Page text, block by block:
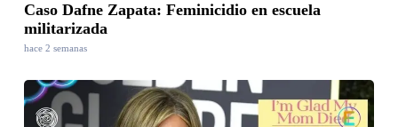
Caso Dafne Zapata: Feminicidio en escuela
militarizada
hace 2 semanas